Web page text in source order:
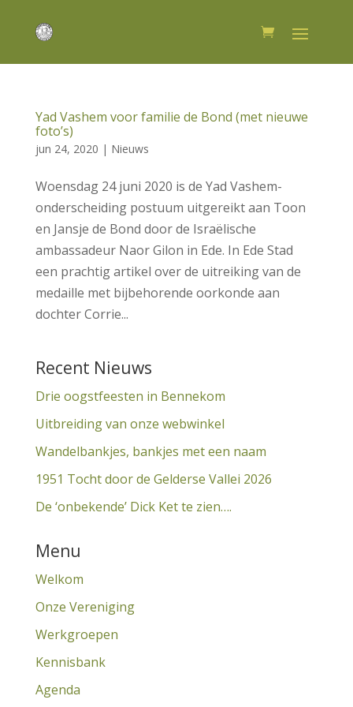
Yad Vashem voor familie de Bond (met nieuwe
foto’s)
jun 24, 2020 | Nieuws
Woensdag 24 juni 2020 is de Yad Vashem-
onderscheiding postuum uitgereikt aan Toon
en Jansje de Bond door de Israëlische
ambassadeur Naor Gilon in Ede. In Ede Stad
een prachtig artikel over de uitreiking van de
medaille met bijbehorende oorkonde aan
dochter Corrie...
Recent Nieuws
Drie oogstfeesten in Bennekom
Uitbreiding van onze webwinkel
Wandelbankjes, bankjes met een naam
1951 Tocht door de Gelderse Vallei 2026
De ‘onbekende’ Dick Ket te zien….
Menu
Welkom
Onze Vereniging
Werkgroepen
Kennisbank
Agenda